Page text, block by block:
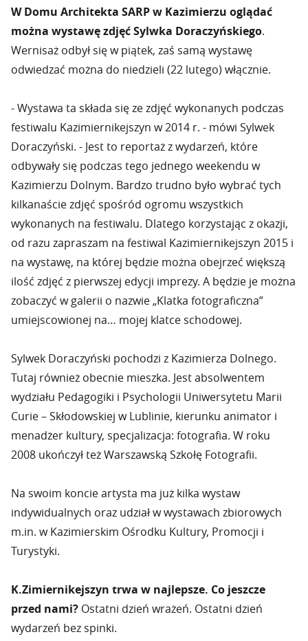
W Domu Architekta SARP w Kazimierzu oglądać
można wystawę zdjęć Sylwka Doraczyńskiego.
Wernisaż odbył się w piątek, zaś samą wystawę
odwiedzać można do niedzieli (22 lutego) włącznie.
- Wystawa ta składa się ze zdjęć wykonanych podczas
festiwalu Kazimiernikejszyn w 2014 r. - mówi Sylwek
Doraczyński. - Jest to reportaż z wydarzeń, które
odbywały się podczas tego jednego weekendu w
Kazimierzu Dolnym. Bardzo trudno było wybrać tych
kilkanaście zdjęć spośród ogromu wszystkich
wykonanych na festiwalu. Dlatego korzystając z okazji,
od razu zapraszam na festiwal Kazimiernikejszyn 2015 i
na wystawę, na której będzie można obejrzeć większą
ilość zdjęć z pierwszej edycji imprezy. A będzie je można
zobaczyć w galerii o nazwie „Klatka fotograficzna”
umiejscowionej na… mojej klatce schodowej.
Sylwek Doraczyński pochodzi z Kazimierza Dolnego.
Tutaj również obecnie mieszka. Jest absolwentem
wydziału Pedagogiki i Psychologii Uniwersytetu Marii
Curie – Skłodowskiej w Lublinie, kierunku animator i
menadżer kultury, specjalizacja: fotografia. W roku
2008 ukończył też Warszawską Szkołę Fotografii.
Na swoim koncie artysta ma już kilka wystaw
indywidualnych oraz udział w wystawach zbiorowych
m.in. w Kazimierskim Ośrodku Kultury, Promocji i
Turystyki.
K.Zimiernikejszyn trwa w najlepsze. Co jeszcze
przed nami? Ostatni dzień wrażeń. Ostatni dzień
wydarzeń bez spinki.